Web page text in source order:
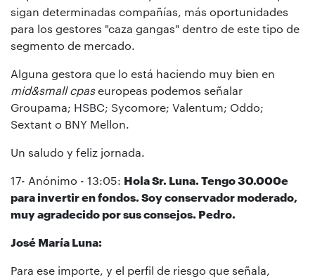
sigan determinadas compañías, más oportunidades
para los gestores "caza gangas" dentro de este tipo de
segmento de mercado.
Alguna gestora que lo está haciendo muy bien en
mid&small cpaseuropeas podemos señalar
Groupama; HSBC; Sycomore; Valentum; Oddo;
Sextant o BNY Mellon.
Un saludo y feliz jornada.
17- Anónimo - 13:05: Hola Sr. Luna. Tengo 30.000e
para invertir en fondos. Soy conservador moderado,
muy agradecido por sus consejos. Pedro.
José María Luna:
Para ese importe, y el perfil de riesgo que señala,